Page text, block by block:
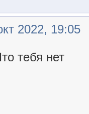
2022, 19:05
тебя нет